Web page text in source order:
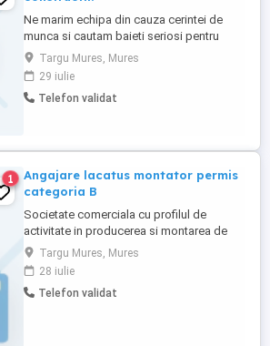
Ne marim echipa din cauza cerintei de
munca si cautam baieti seriosi pentru
munca in constructii pe raza judetului
Mures.Pentru mai multe detalii,ma puteti
suna la numarul .
Targu Mures, Mures
29 iulie
Telefon validat
1
Angajare lacatus montator permis
categoria B
Societate comerciala cu profilul de
activitate in producerea si montarea de
tamplarie PVC angajeaza lacatus montator
obligatoriu permis de conducere
categoria B , programul de lucru fiind de
luni pana vineri de la ora 7 la 15. Detalii si
Targu Mures, Mures
28 iulie
Telefon validat